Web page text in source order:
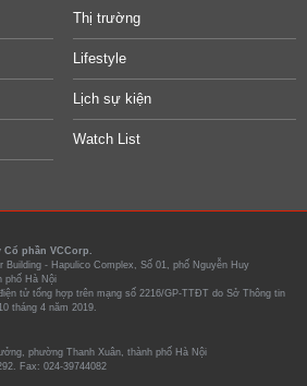
Thị trường
Lifestyle
Lịch sự kiện
Watch List
Cổ phần VCCorp.
Building - Hapulico Complex, Số 01, phố Nguyễn Huy
phố Hà Nội
tử tổng hợp trên mạng số 2216/GP-TTĐT do Sở Thông tin
tháng 4 năm 2019.
phường Thanh Xuân, thành phố Hà Nội
Fax: 024-39744082